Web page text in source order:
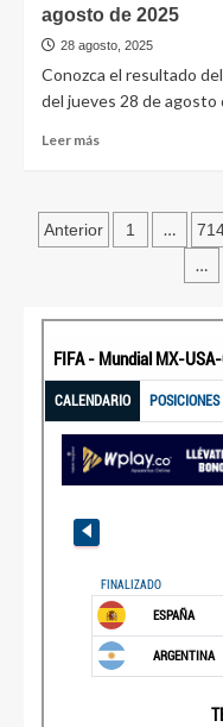
agosto de 2025
28 agosto, 2025
Conozca el resultado
del jueves 28 de agosto
Leer más
Anterior 1 …
…